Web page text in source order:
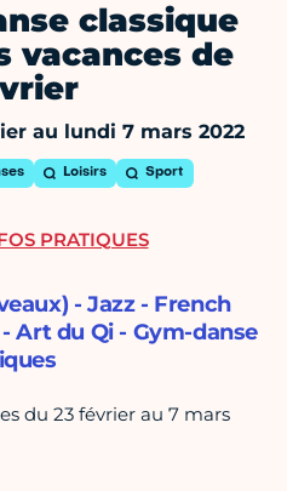
classique
vacances de
au lundi 7 mars 2022
Loisirs Sport
- Jazz - French
Art du Qi - Gym-danse
du 23 février au 7 mars
PRATIQUES